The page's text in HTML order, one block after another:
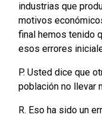
industrias que
motivos
final hemos tenido
esos errores
P. Usted dice que
población no llevar
R. Eso ha sido un